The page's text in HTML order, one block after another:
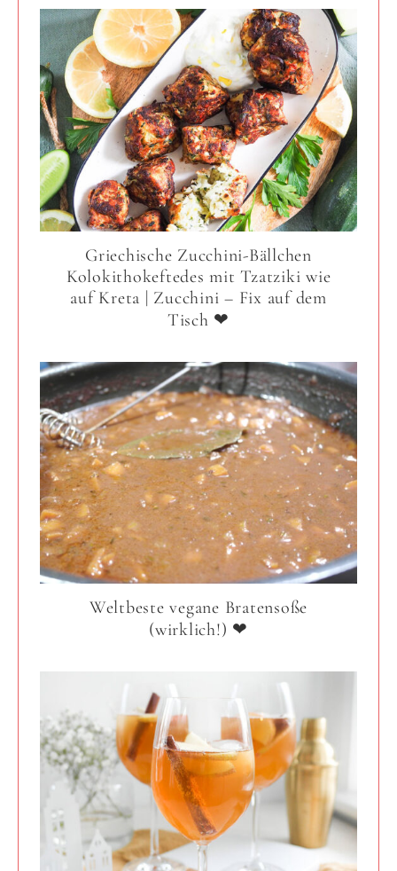
Griechische Zucchini-Bällchen
Kolokithokeftedes mit Tzatziki wie
auf Kreta | Zucchini – Fix auf dem
Tisch ❤
Weltbeste vegane Bratensoße
(wirklich!) ❤